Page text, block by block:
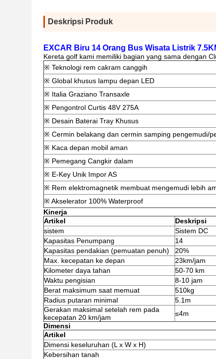
Deskripsi Produk
EXCAR Biru 14 Orang Bus Wisata Listrik
Kereta golf kami memiliki bagian yang sama dengan
※ Teknologi rem cakram canggih
※ Global khusus lampu depan LED
※ Italia Graziano Transaxle
※ Pengontrol Curtis 48V 275A
※ Desain Baterai Tray Khusus
※ Cermin belakang dan cermin samping pengemudi/
※ Kaca depan mobil aman
※ Pemegang Cangkir dalam
※ E-Key Unik Impor AS
※ Rem elektromagnetik membuat mengemudi lebih
※ Akselerator 100% Waterproof
Kinerja
Artikel
Deskripsi
sistem
Sistem DC
Kapasitas Penumpang
14
Kapasitas pendakian (pemuatan penuh)
20%
Max. kecepatan ke depan
23km/jam
Kilometer daya tahan
50-70 km
Waktu pengisian
8-10 jam
Berat maksimum saat memuat
510kg
Radius putaran minimal
5.1m
Gerakan maksimal setelah rem pada
kecepatan 20 km/jam
≤4m
Dimensi
Artikel
Dimensi keseluruhan (L x W x H)
Kebersihan tanah